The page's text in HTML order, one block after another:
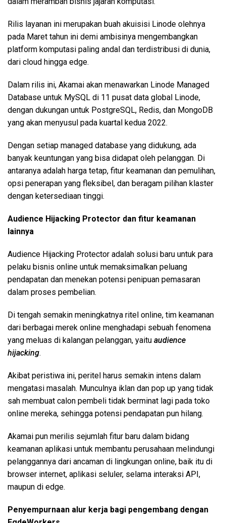
Rilis layanan ini merupakan buah akuisisi Linode olehnya
pada Maret tahun ini demi ambisinya mengembangkan
platform komputasi paling andal dan terdistribusi di dunia,
dari cloud hingga edge.
Dalam rilis ini, Akamai akan menawarkan Linode Managed
Database untuk MySQL di 11 pusat data global Linode,
dengan dukungan untuk PostgreSQL, Redis, dan MongoDB
yang akan menyusul pada kuartal kedua 2022.
Dengan setiap managed database yang didukung, ada
banyak keuntungan yang bisa didapat oleh pelanggan. Di
antaranya adalah harga tetap, fitur keamanan dan pemulihan,
opsi penerapan yang fleksibel, dan beragam pilihan klaster
dengan ketersediaan tinggi.
Audience Hijacking Protector dan fitur keamanan
lainnya
Audience Hijacking Protector adalah solusi baru untuk para
pelaku bisnis online untuk memaksimalkan peluang
pendapatan dan menekan potensi penipuan pemasaran
dalam proses pembelian.
Di tengah semakin meningkatnya ritel online, tim keamanan
dari berbagai merek online menghadapi sebuah fenomena
yang meluas di kalangan pelanggan, yaitu audience
hijacking.
Akibat peristiwa ini, peritel harus semakin intens dalam
mengatasi masalah. Munculnya iklan dan pop up yang tidak
sah membuat calon pembeli tidak berminat lagi pada toko
online mereka, sehingga potensi pendapatan pun hilang.
Akamai pun merilis sejumlah fitur baru dalam bidang
keamanan aplikasi untuk membantu perusahaan melindungi
pelanggannya dari ancaman di lingkungan online, baik itu di
browser internet, aplikasi seluler, selama interaksi API,
maupun di edge.
Penyempurnaan alur kerja bagi pengembang dengan